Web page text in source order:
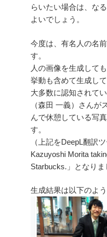
らいたい場合は、な
よいでしょう。
今度は、有名人の名
す。
人の画像を生成して
挙動も含めて生成して
大多数に認知されて
（森田 一義）さんが
んで休憩している写
す。
（上記をDeepL翻訳
Kazuyoshi Morita
Starbucks.」となりま
生成結果は以下のよう